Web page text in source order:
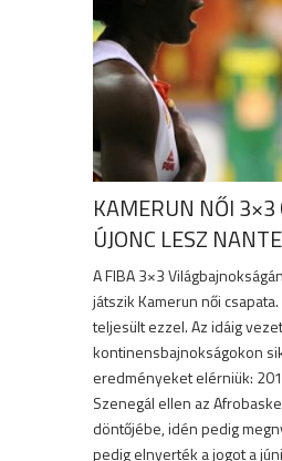
KAMERUN NŐI 3×3
ÚJONC LESZ
A FIBA 3×3
játszik Kamerun női
teljesült ezzel. Az idáig
kontinensbajnokságokon
eredményeket elérniük:
Szenegál ellen az
döntőjébe, idén pedig
pedig elnyerték a jogot a